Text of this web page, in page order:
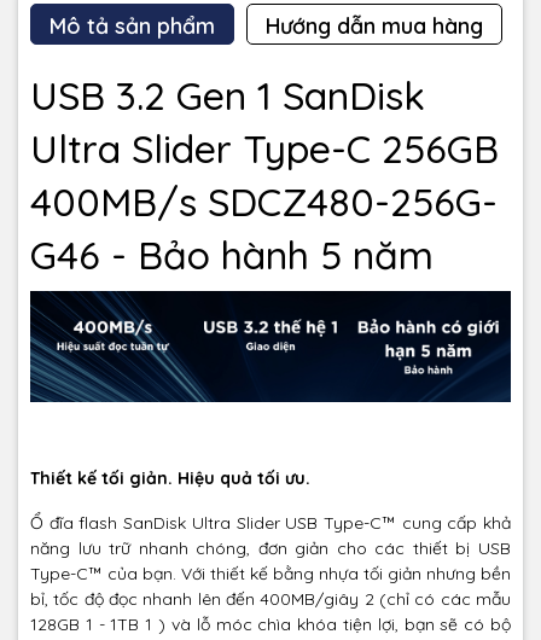
Mô tả sản phẩm Hướng dẫn mua hàng
USB 3.2 Gen 1 SanDisk
Ultra Slider Type-C 256GB
400MB/s SDCZ480-256G-
G46 - Bảo hành 5 năm
Thiết kế tối giản. Hiệu quả tối ưu.
Ổ đĩa flash SanDisk Ultra Slider USB Type-C™ cung cấp khả
năng lưu trữ nhanh chóng, đơn giản cho các thiết bị USB
Type-C™ của bạn. Với thiết kế bằng nhựa tối giản nhưng bền
bỉ, tốc độ đọc nhanh lên đến 400MB/giây 2 (chỉ có các mẫu
128GB 1 - 1TB 1 ) và lỗ móc chìa khóa tiện lợi, bạn sẽ có bộ